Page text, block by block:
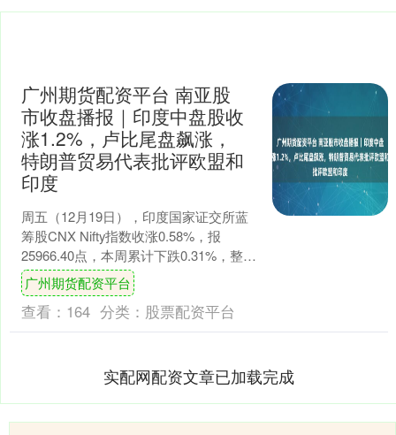
广州期货配资平台 南亚股
市收盘播报｜印度中盘股收
涨1.2%，卢比尾盘飙涨，
特朗普贸易代表批评欧盟和
印度
周五（12月19日），印度国家证交所蓝
筹股CNX Nifty指数收涨0.58%，报
25966.40点，本周累计下跌0.31%，整体
呈现出V形走势。 印度中盘股指....
广州期货配资平台
查看： 164 分类： 股票配资平台
实配网配资文章已加载完成